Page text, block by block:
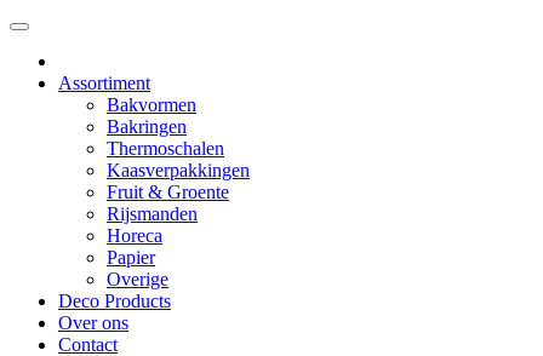
Assortiment
Bakvormen
Bakringen
Thermoschalen
Kaasverpakkingen
Fruit & Groente
Rijsmanden
Horeca
Papier
Overige
Deco Products
Over ons
Contact